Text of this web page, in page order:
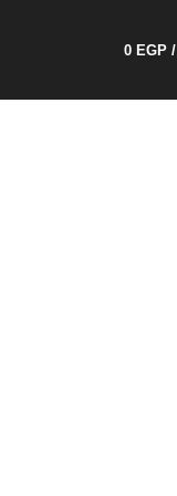
/
0 EGP